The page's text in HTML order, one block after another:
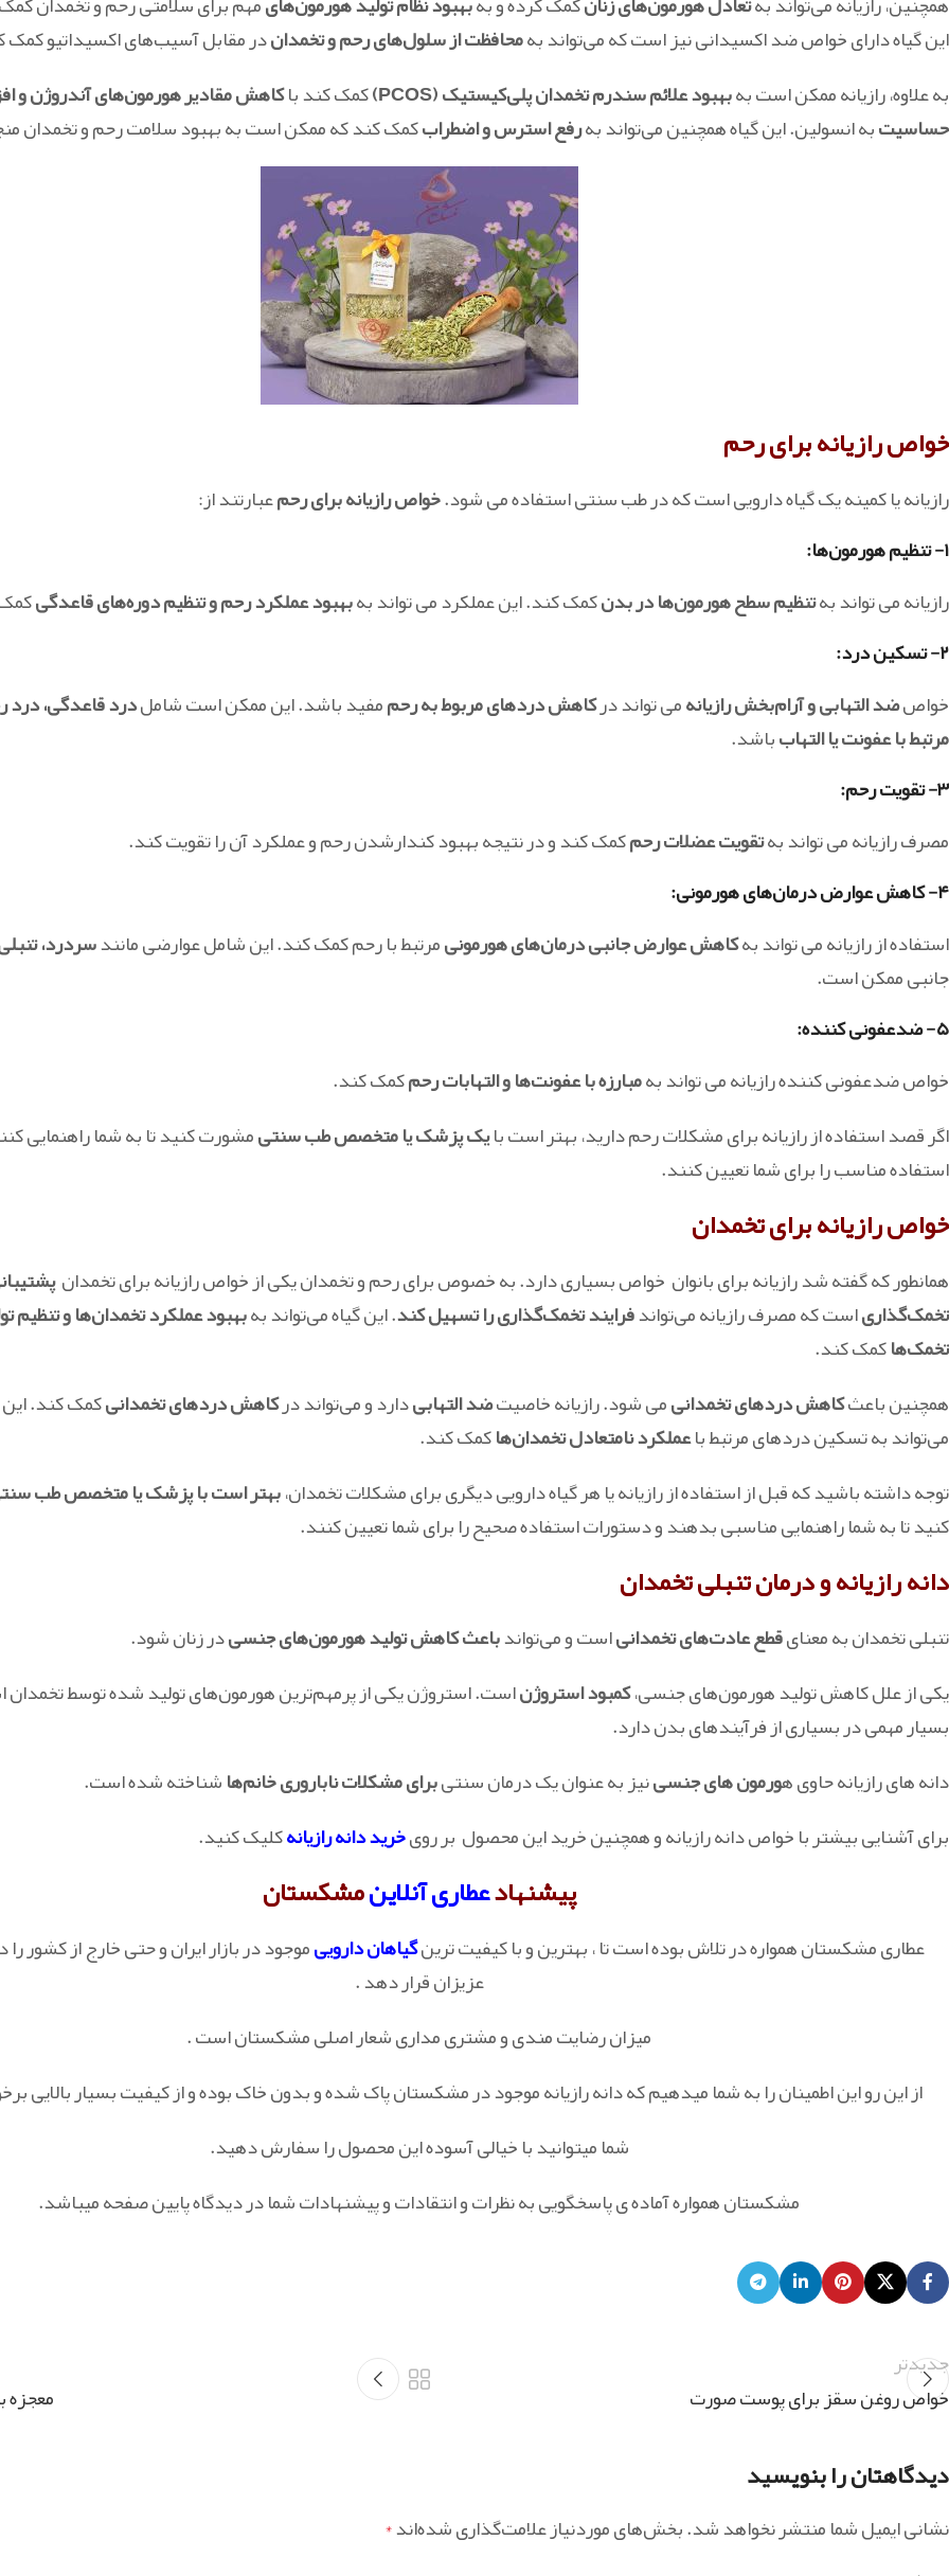
این گیاه دارای خواص ضد اکسیدانی نیز است که می‌تواند بهمحافظت از سلول‌های رحم و تخمداندر مقابل آسیب‌های اکسیداتیو کمک
به علاوه، رازیانه ممکن است بهبهبود علائم سندرم تخمدان پلی‌کیستیک (PCOS) کمک کند باکاهش مقادیر هورمون‌های آندروژن و
حساسیتبه انسولین. این گیاه همچنین می‌تواند بهرفع استرس و اضطرابکمک کند که ممکن است به بهبود سلامت رحم و تخمدان
خواص رازیانه برای رحم
رازیانه یا کمینه یک گیاه دارویی است که در طب سنتی استفاده می شود.خواص رازیانه برای رحمعبارتند از:
۱- تنظیم هورمون‌ها:
رازیانه می تواند بهتنظیم سطح هورمون‌ها در بدنکمک کند. این عملکرد می تواند بهبهبود عملکرد رحم و تنظیم دوره‌های قاعدگی
۲- تسکین درد:
خواصضد التهابی و آرام‌بخش رازیانهمی تواند درکاهش درد‌های مربوط به رحممفید باشد. این ممکن است شاملدرد قاعدگی،
مرتبط با عفونت یا التهابباشد.
۳- تقویت رحم:
مصرف رازیانه می تواند بهتقویت عضلات رحمکمک کند و در نتیجه بهبود کندارشدن رحم و عملکرد آن را تقویت کند.
۴- کاهش عوارض درمان‌های هورمونی:
استفاده از رازیانه می تواند بهکاهش عوارض جانبی درمان‌های هورمونیمرتبط با رحم کمک کند. این شامل عوارضی مانندسردرد،
جانبی ممکن است.
۵- ضدعفونی کننده:
خواص ضدعفونی کننده رازیانه می تواند بهمبارزه با عفونت‌ها و التهابات رحمکمک کند.
اگر قصد استفاده از رازیانه برای مشکلات رحم دارید، بهتر است بایک پزشک یا متخصص طب سنتیمشورت کنید تا به شما راهنمایی
استفاده مناسب را برای شما تعیین کنند.
خواص رازیانه برای تخمدان
همانطور که گفته شد رازیانه برای بانوان خواص بسیاری دارد. به خصوص برای رحم و تخمدان یکی از خواص رازیانه برای تخمدان
تخمک‌گذاریاست که مصرف رازیانه می‌تواندفرایند تخمک‌گذاری را تسهیل کند. این گیاه می‌تواند بهبهبود عملکرد تخمدان‌ها و تنظیم
تخمک‌هاکمک کند.
همچنین باعثکاهش درد‌های تخمدانیمی شود. رازیانه خاصیتضد التهابیدارد و می‌تواند درکاهش درد‌های تخمدانیکمک کند.
می‌تواند به تسکین درد‌های مرتبط باعملکرد نامتعادل تخمدان‌هاکمک کند.
توجه داشته باشید که قبل از استفاده از رازیانه یا هر گیاه دارویی دیگری برای مشکلات تخمدان،بهتر است با پزشک یا متخصص طب
کنید تا به شما راهنمایی مناسبی بدهند و دستورات استفاده صحیح را برای شما تعیین کنند.
دانه رازیانه و درمان تنبلی تخمدان
تنبلی تخمدان به معنایقطع عادت‌های تخمدانیاست و می‌تواندباعث کاهش تولید هورمون‌های جنسیدر زنان شود.
یکی از علل کاهش تولید هورمون‌های جنسی،کمبود استروژناست. استروژن یکی از پرمهم‌ترین هورمون‌های تولید شده توسط
بسیار مهمی در بسیاری از فرآیندهای بدن دارد.
دانه های رازیانه حاوی هورمون های جنسینیز به عنوان یک درمان سنتیبرای مشکلات ناباروری خانم‌هاشناخته شده است.
برای آشنایی بیشتر با خواص دانه رازیانه و همچنین خرید این محصول بر رویخرید دانه رازیانهکلیک کنید.
پیشنهادعطاری آنلاینمشکستان
عطاری مشکستان همواره در تلاش بوده است تا ، بهترین و با کیفیت ترینگیاهان داروییموجود در بازار ایران و حتی خارج از کشور را
عزیزان قرار دهد .
میزان رضایت مندی و مشتری مداری شعار اصلی مشکستان است .
از این رو این اطمینان را به شما میدهیم که دانه رازیانه موجود در مشکستان پاک شده و بدون خاک بوده و از کیفیت بسیار بالایی
شما میتوانید با خیالی آسوده این محصول را سفارش دهید.
مشکستان همواره آماده ی پاسخگویی به نظرات و انتقادات و پیشنهادات شما در دیدگاه پایین صفحه میباشد.
جدیدتر
خواص روغن سقز برای پوست صورت
معجزه
دیدگاهتان را بنویسید
نشانی ایمیل شما منتشر نخواهد شد.بخش‌های موردنیاز علامت‌گذاری شده‌اند*